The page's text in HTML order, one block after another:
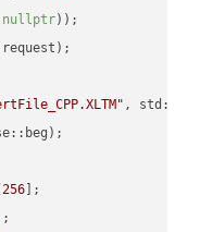
nullptr))
,
[256 ];